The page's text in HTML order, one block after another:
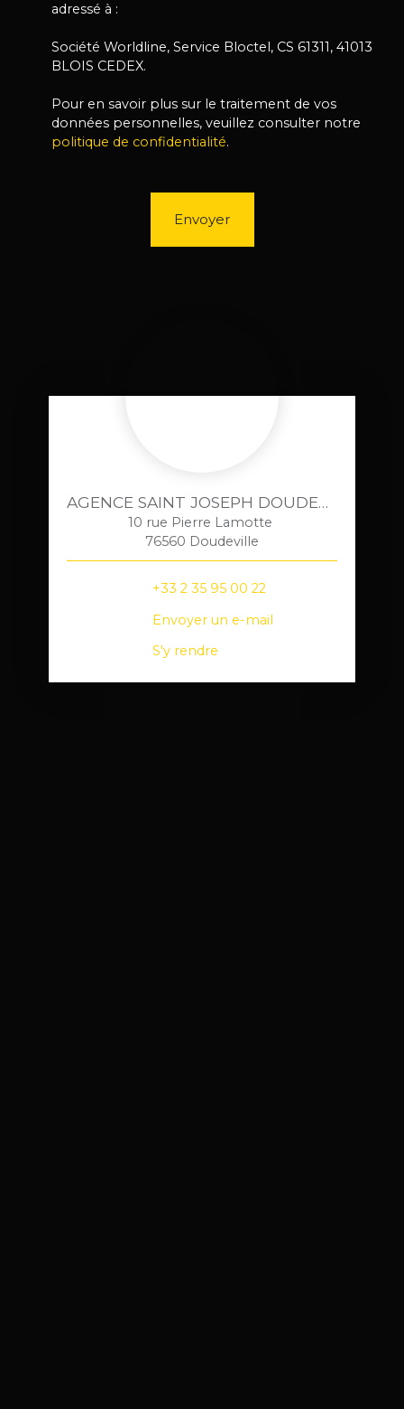
adressé à :
Société Worldline, Service Bloctel, CS 61311, 41013
BLOIS CEDEX.
Pour en savoir plus sur le traitement de vos
données personnelles, veuillez consulter notre
politique de confidentialité.
Envoyer
AGENCE SAINT JOSEPH DOUDEVILLE
10 rue Pierre Lamotte
76560 Doudeville
+33 2 35 95 00 22
Envoyer un e-mail
S'y rendre